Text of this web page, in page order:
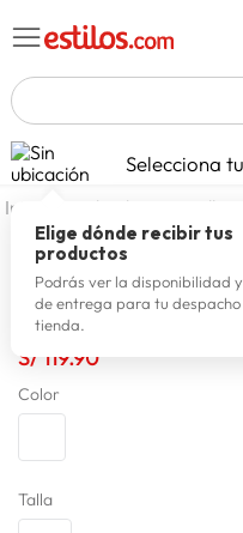
TÉRMINOS MÁS BUSCADOS
1. celulares
2. zapatillas mujer
3. zapatillas hombre
4. moda
5 . zapatillas
6.
9. lavadora
Selecciona
Elige dónde recibir tus
productos
Podrás ver la disponibilidad
de entrega para tu
tienda.
calzado y zapatillas
MODARE
Modare Sandalia
S/ 119.90
Color
Talla